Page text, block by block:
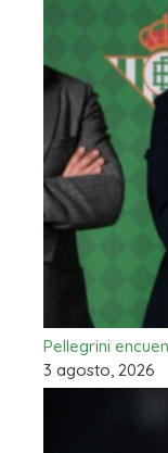
Pellegrini
3 agosto, 2026